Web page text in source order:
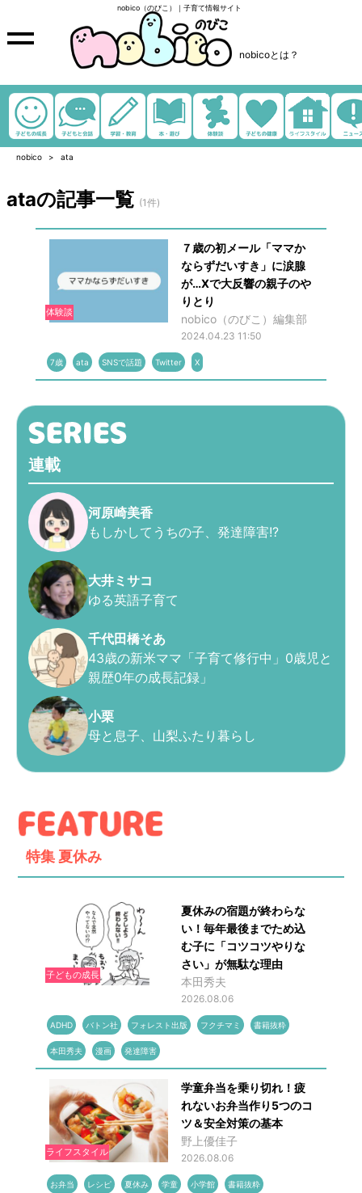
nobico（のびこ）｜子育て情報サイト
nobicoとは？
nobico ata
ataの記事一覧 (1件)
体験談
７歳の初メール「ママか
ならずだいすき」に涙腺
が…Xで大反響の親子のや
りとり
nobico（のびこ）編集部
2024.04.23 11:50
7歳 ata SNSで話題 Twitter X
連載
河原崎美香
もしかしてうちの子、発達障害!?
大井ミサコ
ゆる英語子育て
千代田橋そあ
43歳の新米ママ「子育て修行中」0歳児と
親歴0年の成長記録」
小栗
母と息子、山梨ふたり暮らし
特集 夏休み
子どもの成長
夏休みの宿題が終わらな
い！毎年最後までため込
む子に「コツコツやりな
さい」が無駄な理由
本田秀夫
2026.08.06
ADHD バトン社 フォレスト出版 フクチマミ 書籍抜粋
本田秀夫 漫画 発達障害
ライフスタイル
学童弁当を乗り切れ！疲
れないお弁当作り5つのコ
ツ＆安全対策の基本
野上優佳子
2026.08.06
お弁当 レシピ 夏休み 学童 小学館 書籍抜粋